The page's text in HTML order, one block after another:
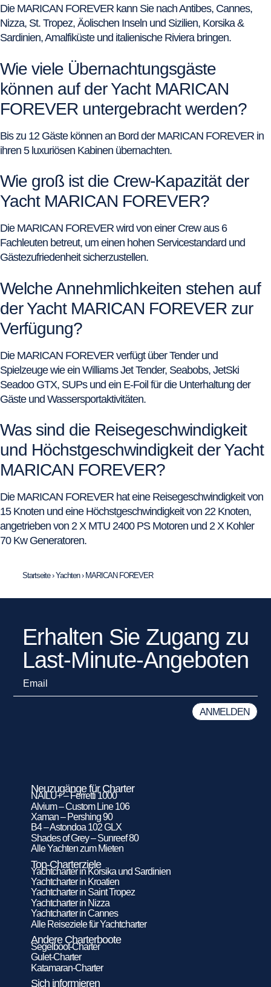
Die MARICAN FOREVER kann Sie nach Antibes, Cannes,
Nizza, St. Tropez, Äolischen Inseln und Sizilien, Korsika &
Sardinien, Amalfiküste und italienische Riviera bringen.
Wie viele Übernachtungsgäste
können auf der Yacht MARICAN
FOREVER untergebracht werden?
Bis zu 12 Gäste können an Bord der MARICAN FOREVER in
ihren 5 luxuriösen Kabinen übernachten.
Wie groß ist die Crew-Kapazität der
Yacht MARICAN FOREVER?
Die MARICAN FOREVER wird von einer Crew aus 6
Fachleuten betreut, um einen hohen Servicestandard und
Gästezufriedenheit sicherzustellen.
Welche Annehmlichkeiten stehen auf
der Yacht MARICAN FOREVER zur
Verfügung?
Die MARICAN FOREVER verfügt über Tender und
Spielzeuge wie ein Williams Jet Tender, Seabobs, JetSki
Seadoo GTX, SUPs und ein E-Foil für die Unterhaltung der
Gäste und Wassersportaktivitäten.
Was sind die Reisegeschwindigkeit
und Höchstgeschwindigkeit der Yacht
MARICAN FOREVER?
Die MARICAN FOREVER hat eine Reisegeschwindigkeit von
15 Knoten und eine Höchstgeschwindigkeit von 22 Knoten,
angetrieben von 2 X MTU 2400 PS Motoren und 2 X Kohler
70 Kw Generatoren.
Startseite›Yachten› MARICAN FOREVER
Erhalten Sie Zugang zu
Last-Minute-Angeboten
Neuzugänge für Charter
NAILU+ – Ferretti 1000
Alvium – Custom Line 106
Xaman – Pershing 90
B4 – Astondoa 102 GLX
Shades of Grey – Sunreef 80
Alle Yachten zum Mieten
Top-Charterziele
Yachtcharter in Korsika und Sardinien
Yachtcharter in Kroatien
Yachtcharter in Saint Tropez
Yachtcharter in Nizza
Yachtcharter in Cannes
Alle Reiseziele für Yachtcharter
Andere Charterboote
Segelboot-Charter
Gulet-Charter
Katamaran-Charter
Sich informieren